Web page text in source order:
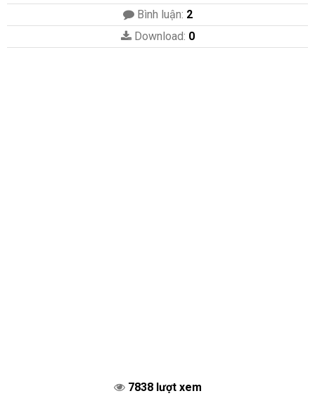
Bình luận: 2
Download: 0
7838 lượt xem